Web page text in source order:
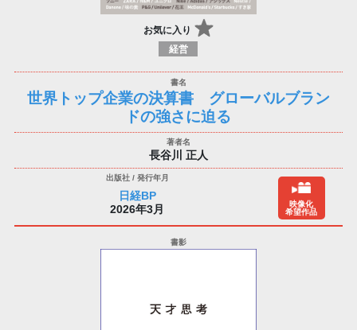
お気に入り
経営
世界トップ企業の決算書 グローバルブラン
ドの強さに迫る
長谷川 正人
日経BP
2026年3月
映像化
希望作品